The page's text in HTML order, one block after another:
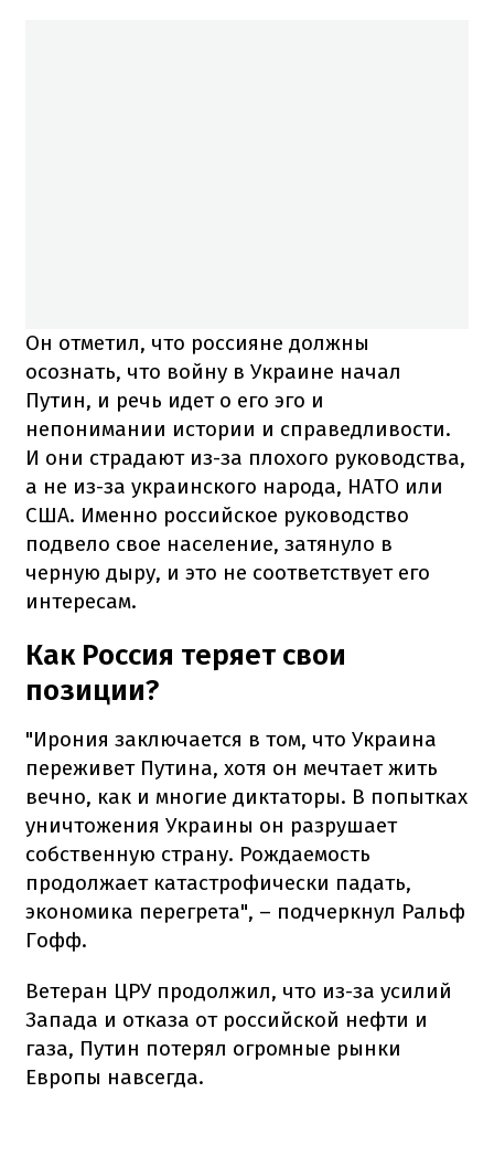
Он отметил, что россияне должны
осознать, что войну в Украине начал
Путин, и речь идет о его эго и
непонимании истории и справедливости.
И они страдают из-за плохого руководства,
а не из-за украинского народа, НАТО или
США. Именно российское руководство
подвело свое население, затянуло в
черную дыру, и это не соответствует его
интересам.
Как Россия теряет свои
позиции?
"Ирония заключается в том, что Украина
переживет Путина, хотя он мечтает жить
вечно, как и многие диктаторы. В попытках
уничтожения Украины он разрушает
собственную страну. Рождаемость
продолжает катастрофически падать,
экономика перегрета", – подчеркнул Ральф
Гофф.
Ветеран ЦРУ продолжил, что из-за усилий
Запада и отказа от российской нефти и
газа, Путин потерял огромные рынки
Европы навсегда.